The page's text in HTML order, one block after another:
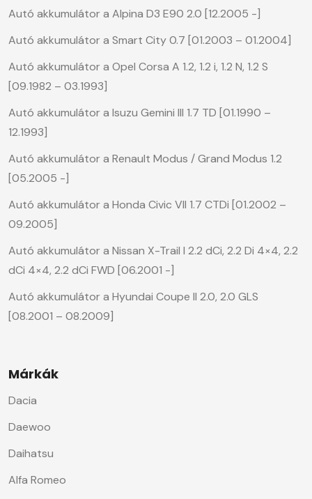
Autó akkumulátor a Alpina D3 E90 2.0 [12.2005 -]
Autó akkumulátor a Smart City 0.7 [01.2003 – 01.2004]
Autó akkumulátor a Opel Corsa A 1.2, 1.2 i, 1.2 N, 1.2 S
[09.1982 – 03.1993]
Autó akkumulátor a Isuzu Gemini III 1.7 TD [01.1990 –
12.1993]
Autó akkumulátor a Renault Modus / Grand Modus 1.2
[05.2005 -]
Autó akkumulátor a Honda Civic VII 1.7 CTDi [01.2002 –
09.2005]
Autó akkumulátor a Nissan X-Trail I 2.2 dCi, 2.2 Di 4×4, 2.2
dCi 4×4, 2.2 dCi FWD [06.2001 -]
Autó akkumulátor a Hyundai Coupe II 2.0, 2.0 GLS
[08.2001 – 08.2009]
Márkák
Dacia
Daewoo
Daihatsu
Alfa Romeo